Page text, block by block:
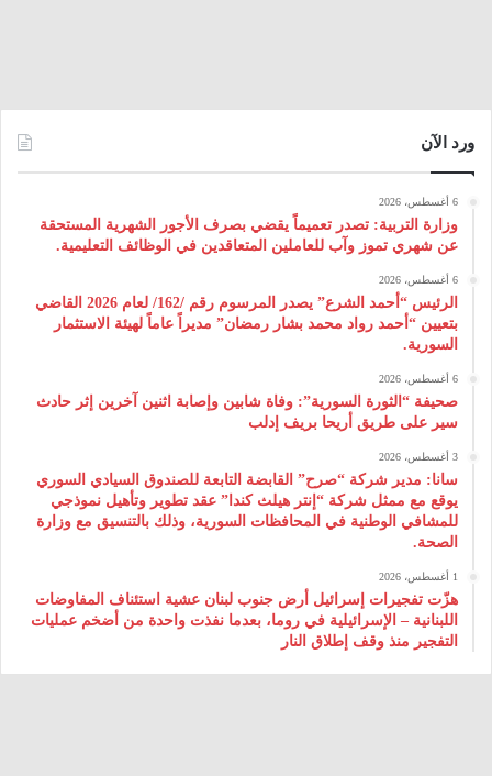
ورد الآن
6 أغسطس، 2026
وزارة التربية: تصدر تعميماً يقضي بصرف الأجور الشهرية المستحقة
عن شهري تموز وآب للعاملين المتعاقدين في الوظائف التعليمية.
6 أغسطس، 2026
الرئيس “أحمد الشرع” يصدر المرسوم رقم /162/ لعام 2026 ‌القاضي
بتعيين “أحمد رواد محمد بشار رمضان” مديراً عاماً لهيئة ‌الاستثمار
السورية.
6 أغسطس، 2026
صحيفة “الثورة السورية”: وفاة شابين وإصابة اثنين آخرين إثر حادث
سير على طريق أريحا بريف إدلب
3 أغسطس، 2026
سانا: مدير شركة “صرح” القابضة التابعة للصندوق السيادي السوري
يوقع مع ممثل شركة “إنتر هيلث كندا” عقد تطوير وتأهيل نموذجي
للمشافي الوطنية في المحافظات السورية، وذلك بالتنسيق مع وزارة
الصحة.
1 أغسطس، 2026
هزّت تفجيرات إسرائيل أرض جنوب لبنان عشية استئناف المفاوضات
اللبنانية – الإسرائيلية في روما، بعدما نفذت واحدة من أضخم عمليات
التفجير منذ وقف إطلاق النار